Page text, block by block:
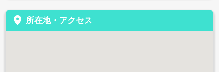
place 所在地・アクセス